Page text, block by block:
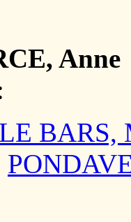
Anne
LE BARS,